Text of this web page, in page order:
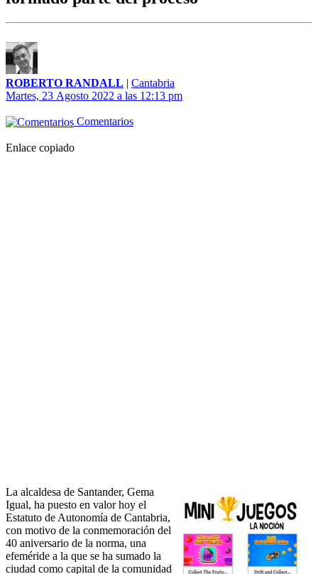
ROBERTO RANDALL | Cantabria
Martes, 23 Agosto 2022 a las 12:13 pm
Comentarios
Enlace copiado
La alcaldesa de Santander, Gema
Igual, ha puesto en valor hoy el
Estatuto de Autonomía de Cantabria,
con motivo de la conmemoración del
40 aniversario de la norma, una
efeméride a la que se ha sumado la
ciudad como capital de la comunidad